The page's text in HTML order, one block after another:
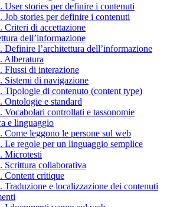
User stories per definire i contenuti
Job stories per definire i contenuti
Criteri di accettazione
dell’informazione
Definire l’architettura dell’informazione
Alberatura
Flussi di interazione
Sistemi di navigazione
Tipologie di contenuto (content type)
Ontologie e standard
Vocabolari controllati e tassonomie
e linguaggio
Come leggono le persone sul web
Le regole per un linguaggio semplice
Microtesti
Scrittura collaborativa
Content critique
Traduzione e localizzazione dei contenuti